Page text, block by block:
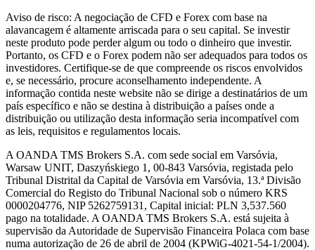
Aviso de risco: A negociação de CFD e Forex com base na
alavancagem é altamente arriscada para o seu capital. Se investir
neste produto pode perder algum ou todo o dinheiro que investir.
Portanto, os CFD e o Forex podem não ser adequados para todos os
investidores. Certifique-se de que compreende os riscos envolvidos
e, se necessário, procure aconselhamento independente. A
informação contida neste website não se dirige a destinatários de um
país específico e não se destina à distribuição a países onde a
distribuição ou utilização desta informação seria incompatível com
as leis, requisitos e regulamentos locais.
A OANDA TMS Brokers S.A. com sede social em Varsóvia,
Warsaw UNIT, Daszyńskiego 1, 00-843 Varsóvia, registada pelo
Tribunal Distrital da Capital de Varsóvia em Varsóvia, 13.ª Divisão
Comercial do Registo do Tribunal Nacional sob o número KRS
0000204776, NIP 5262759131, Capital inicial: PLN 3,537.560
pago na totalidade. A OANDA TMS Brokers S.A. está sujeita à
supervisão da Autoridade de Supervisão Financeira Polaca com base
numa autorização de 26 de abril de 2004 (KPWiG-4021-54-1/2004).